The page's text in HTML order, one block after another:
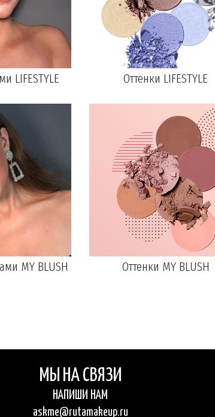
LIFESTYLE Оттенки LIFESTYLE
MY BLUSH Оттенки MY BLUSH
МЫ НА СВЯЗИ
НАПИШИ НАМ
askme@rutamakeup.ru